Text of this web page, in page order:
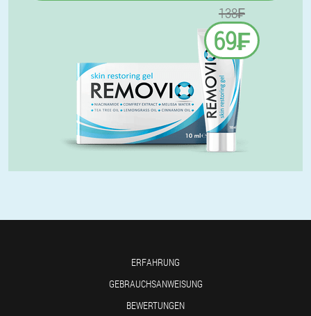
138₣
69₣
ERFAHRUNG
GEBRAUCHSANWEISUNG
BEWERTUNGEN